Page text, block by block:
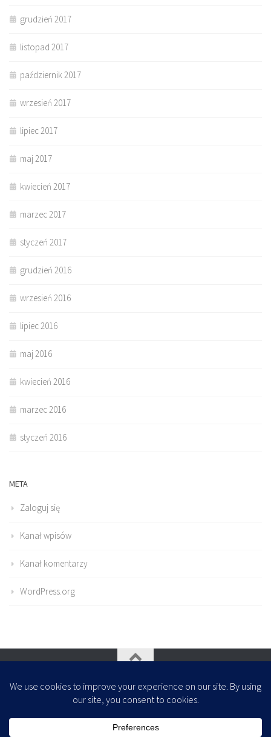
grudzień 2017
listopad 2017
październik 2017
wrzesień 2017
lipiec 2017
maj 2017
kwiecień 2017
marzec 2017
styczeń 2017
grudzień 2016
wrzesień 2016
lipiec 2016
maj 2016
kwiecień 2016
marzec 2016
styczeń 2016
META
Zaloguj się
Kanał wpisów
Kanał komentarzy
WordPress.org
- Zaprojektowany z